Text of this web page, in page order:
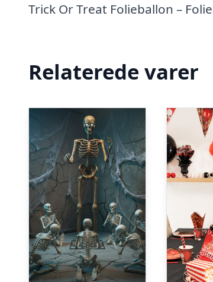
Trick Or Treat Folieballon –
Relaterede varer